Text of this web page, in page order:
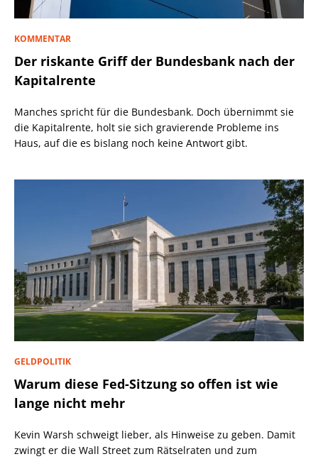
KOMMENTAR
Der riskante Griff der Bundesbank nach der
Kapitalrente
Manches spricht für die Bundesbank. Doch übernimmt sie
die Kapitalrente, holt sie sich gravierende Probleme ins
Haus, auf die es bislang noch keine Antwort gibt.
GELDPOLITIK
Warum diese Fed-Sitzung so offen ist wie
lange nicht mehr
Kevin Warsh schweigt lieber, als Hinweise zu geben. Damit
zwingt er die Wall Street zum Rätselraten und zum